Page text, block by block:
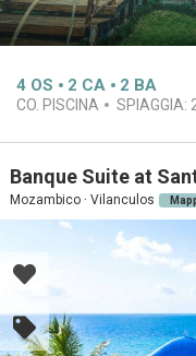
4 OS 2 CA 2 BA
CO. PISCINA SPIAGGIA:
Banque Suite at
Mozambico · Vilanculos